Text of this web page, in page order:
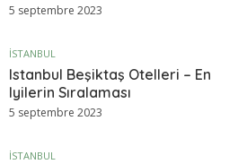
5 septembre 2023
İSTANBUL
Istanbul Beşiktaş Otelleri – En
Iyilerin Sıralaması
5 septembre 2023
İSTANBUL